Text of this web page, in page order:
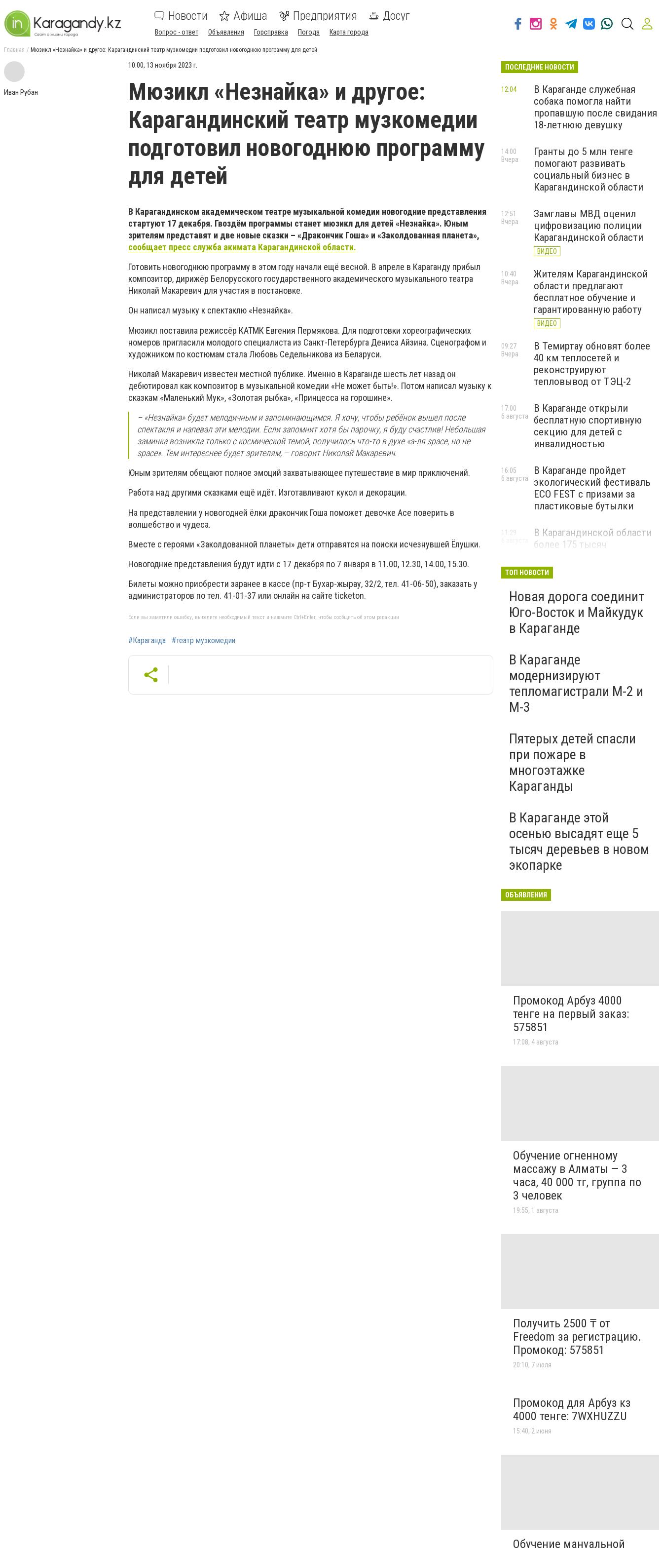
Новости Афиша Предприятия Досуг
Вопрос - ответ Объявления Горсправка Погода Карта города
Главная Мюзикл «Незнайка» и другое: Карагандинский театр музкомедии подготовил новогоднюю программу для детей
Иван Рубан
10:00, 13 ноября 2023 г.
Мюзикл «Незнайка» и другое:
Карагандинский театр музкомедии
подготовил новогоднюю программу
для детей
В Карагандинском академическом театре музыкальной комедии новогодние представления
стартуют 17 декабря. Гвоздём программы станет мюзикл для детей «Незнайка». Юным
зрителям представят и две новые сказки – «Дракончик Гоша» и «Заколдованная планета»,
сообщает пресс служба акимата Карагандинской области.
Готовить новогоднюю программу в этом году начали ещё весной. В апреле в Караганду прибыл
композитор, дирижёр Белорусского государственного академического музыкального театра
Николай Макаревич для участия в постановке.
Он написал музыку к спектаклю «Незнайка».
Мюзикл поставила режиссёр КАТМК Евгения Пермякова. Для подготовки хореографических
номеров пригласили молодого специалиста из Санкт-Петербурга Дениса Айзина. Сценографом и
художником по костюмам стала Любовь Седельникова из Беларуси.
Николай Макаревич известен местной публике. Именно в Караганде шесть лет назад он
дебютировал как композитор в музыкальной комедии «Не может быть!». Потом написал музыку к
сказкам «Маленький Мук», «Золотая рыбка», «Принцесса на горошине».
– «Незнайка» будет мелодичным и запоминающимся. Я хочу, чтобы ребёнок вышел после
спектакля и напевал эти мелодии. Если запомнит хотя бы парочку, я буду счастлив! Небольшая
заминка возникла только с космической темой, получилось что-то в духе «а-ля space, но не
space». Тем интереснее будет зрителям, – говорит Николай Макаревич.
Юным зрителям обещают полное эмоций захватывающее путешествие в мир приключений.
Работа над другими сказками ещё идёт. Изготавливают кукол и декорации.
На представлении у новогодней ёлки дракончик Гоша поможет девочке Асе поверить в
волшебство и чудеса.
Вместе с героями «Заколдованной планеты» дети отправятся на поиски исчезнувшей Ёлушки.
Новогодние представления будут идти с 17 декабря по 7 января в 11.00, 12.30, 14.00, 15.30.
Билеты можно приобрести заранее в кассе (пр-т Бухар-жырау, 32/2, тел. 41-06-50), заказать у
администраторов по тел. 41-01-37 или онлайн на сайте ticketon.
Если вы заметили ошибку, выделите необходимый текст и нажмите Ctrl+Enter, чтобы сообщить об этом редакции
#Караганда #театр музкомедии
ПОСЛЕДНИЕ НОВОСТИ
В Караганде служебная
собака помогла найти
пропавшую после свидания
18-летнюю девушку
12:04
Гранты до 5 млн тенге
помогают развивать
социальный бизнес в
Карагандинской области
14:00
Вчера
Замглавы МВД оценил
цифровизацию полиции
Карагандинской области
ВИДЕО
12:51
Вчера
Жителям Карагандинской
области предлагают
бесплатное обучение и
гарантированную работу
ВИДЕО
10:40
Вчера
В Темиртау обновят более
40 км теплосетей и
реконструируют
тепловывод от ТЭЦ-2
09:27
Вчера
В Караганде открыли
бесплатную спортивную
секцию для детей с
инвалидностью
17:00
6 августа
В Караганде пройдет
экологический фестиваль
ECO FEST с призами за
пластиковые бутылки
16:05
6 августа
В Карагандинской области
более 175 тысяч
учебный год 1 сентября
11:29
ТОП НОВОСТИ
Новая дорога соединит
Юго-Восток и Майкудук
в Караганде
В Караганде
модернизируют
тепломагистрали М-2 и
М-3
Пятерых детей спасли
при пожаре в
многоэтажке
Караганды
В Караганде этой
осенью высадят еще 5
тысяч деревьев в новом
экопарке
ОБЪЯВЛЕНИЯ
Промокод Арбуз 4000
тенге на первый заказ:
575851
17:08, 4 августа
Обучение огненному
массажу в Алматы — 3
часа, 40 000 тг, группа по
3 человек
19:55, 1 августа
Получить 2500 ₸ от
Freedom за регистрацию.
Промокод: 575851
20:10, 7 июля
Промокод для Арбуз кз
4000 тенге: 7WXHUZZU
15:40, 2 июня
Обучение мануальной